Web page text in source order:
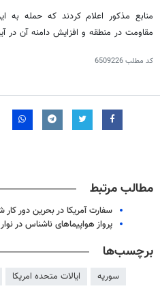
منابع مذکور اعلام کردند که حمله به
مقاومت در منطقه و افزایش دامنه آن در
کد مطلب6509226
مطالب مرتبط
سفارت آمریکا در بحرین دور کار
پرواز هواپیماهای ناشناس در
برچسب‌ها
سوریه ایالات متحده امریکا